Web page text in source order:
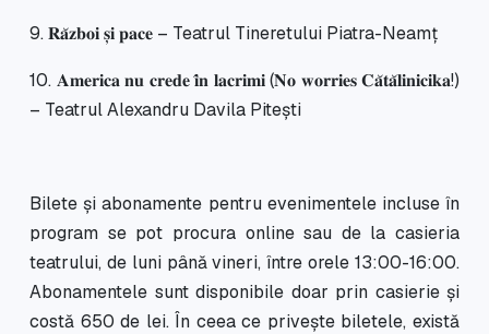
9. 𝐑𝐚̆𝐳𝐛𝐨𝐢 𝐬̦𝐢 𝐩𝐚𝐜𝐞 – Teatrul Tineretului Piatra-Neamț
10. 𝐀𝐦𝐞𝐫𝐢𝐜𝐚 𝐧𝐮 𝐜𝐫𝐞𝐝𝐞 𝐢̂𝐧 𝐥𝐚𝐜𝐫𝐢𝐦𝐢 (𝐍𝐨 𝐰𝐨𝐫𝐫𝐢𝐞𝐬 𝐂𝐚̆𝐭𝐚̆𝐥𝐢𝐧𝐢𝐜𝐢𝐤𝐚!)
– Teatrul Alexandru Davila Pitești
Bilete și abonamente pentru evenimentele incluse în
program se pot procura online sau de la casieria
teatrului, de luni până vineri, între orele 13:00-16:00.
Abonamentele sunt disponibile doar prin casierie și
costă 650 de lei. În ceea ce privește biletele, există